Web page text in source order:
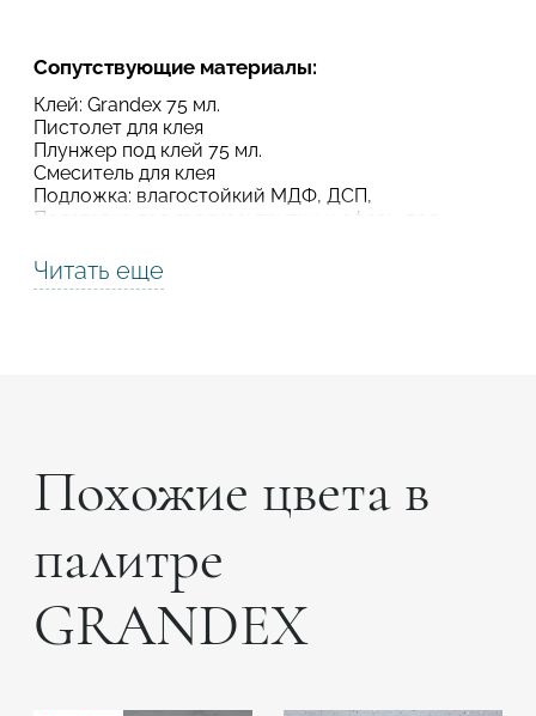
Сопутствующие материалы:
Клей: Grandex 75 мл.
Пистолет для клея
Плунжер под клей 75 мл.
Смеситель для клея
Подложка: влагостойкий МДФ, ДСП,
Подставка под горячее: прутки и сферы под
Термолента алюминиевая
Усилитель цвета
Читать еще
Похожие цвета в
палитре
GRANDEX
ОТПРАВИТЬ ПРОЕКТ
ОТПРАВИТЬ